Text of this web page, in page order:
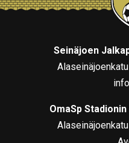
Seinäjoen
OmaSp